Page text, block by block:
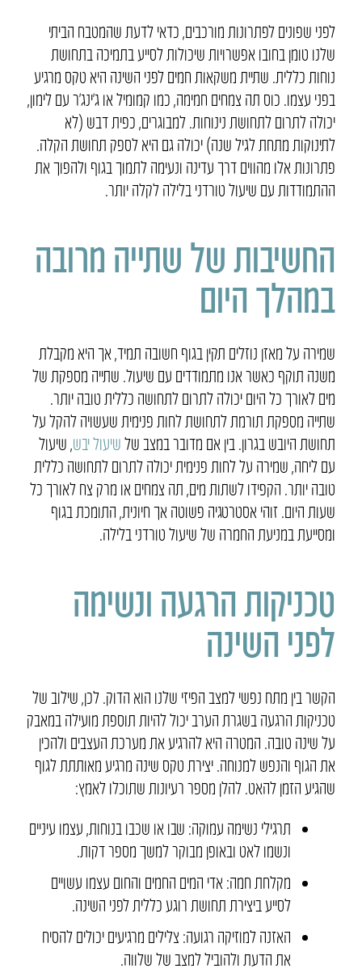
לפני שפונים לפתרונות מורכבים, כדאי לדעת שהמטבח הביתי
שלנו טומן בחובו אפשרויות שיכולות לסייע בתמיכה בתחושת
נוחות כללית. שתיית משקאות חמים לפני השינה היא טקס מרגיע
בפני עצמו. כוס תה צמחים חמימה, כמו קמומיל או ג’ינג’ר עם לימון,
יכולה לתרום לתחושת נינוחות. למבוגרים, כפית דבש (לא
לתינוקות מתחת לגיל שנה) יכולה גם היא לספק תחושת הקלה.
פתרונות אלו מהווים דרך עדינה ונעימה לתמוך בגוף ולהפוך את
ההתמודדות עם שיעול טורדני בלילה לקלה יותר.
החשיבות של שתייה מרובה
במהלך היום
שמירה על מאזן נוזלים תקין בגוף חשובה תמיד, אך היא מקבלת
משנה תוקף כאשר אנו מתמודדים עם שיעול. שתייה מספקת של
מים לאורך כל היום יכולה לתרום לתחושה כללית טובה יותר.
שתייה מספקת תורמת לתחושת לחות פנימית שעשויה להקל על
תחושת היובש בגרון. בין אם מדובר במצב שלשיעול יבש , שיעול
עם ליחה, שמירה על לחות פנימית יכולה לתרום לתחושה כללית
טובה יותר. הקפידו לשתות מים, תה צמחים או מרק צח לאורך כל
שעות היום. זוהי אסטרטגיה פשוטה אך חיונית, התומכת בגוף
ומסייעת במניעת החמרה של שיעול טורדני בלילה.
טכניקות הרגעה ונשימה
לפני השינה
הקשר בין מתח נפשי למצב הפיזי שלנו הוא הדוק. לכן, שילוב של
טכניקות הרגעה בשגרת הערב יכול להיות תוספת מועילה במאבק
על שינה טובה. המטרה היא להרגיע את מערכת העצבים ולהכין
את הגוף והנפש למנוחה. יצירת טקס שינה מרגיע מאותתת לגוף
שהגיע הזמן להאט. להלן מספר רעיונות שתוכלו לאמץ:
תרגילי נשימה עמוקה: שבו או שכבו בנוחות, עצמו עיניים
ונשמו לאט ובאופן מבוקר למשך מספר דקות.
מקלחת חמה: אדי המים החמים והחום עצמו עשויים
לסייע ביצירת תחושת רוגע כללית לפני השינה.
האזנה למוזיקה רגועה: צלילים מרגיעים יכולים להסיח
את הדעת ולהוביל למצב של שלווה.